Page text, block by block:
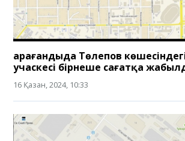
Қарағандыда Төлепов
учаскесі бірнеше сағатқа
16 Қазан, 2024, 10:33